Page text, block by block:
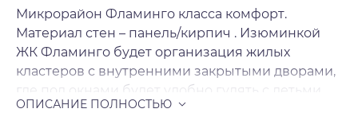
Микрорайон Фламинго класса комфорт.
Материал стен – панель/кирпич . Изюминкой
ЖК Фламинго будет организация жилых
кластеров с внутренними закрытыми дворами,
где под окнами будет удобно гулять с детьми.
Для продажи будут предложены 1-2-3-